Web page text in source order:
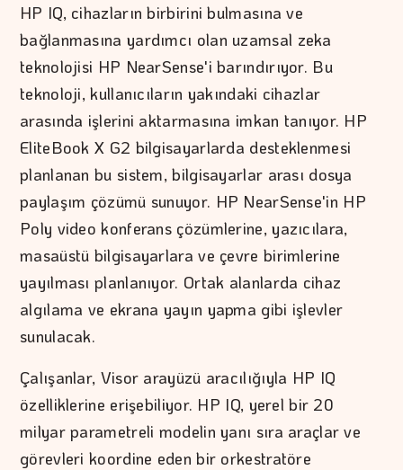
HP IQ, cihazların birbirini bulmasına ve
bağlanmasına yardımcı olan uzamsal zeka
teknolojisi HP NearSense'i barındırıyor. Bu
teknoloji, kullanıcıların yakındaki cihazlar
arasında işlerini aktarmasına imkan tanıyor. HP
EliteBook X G2 bilgisayarlarda desteklenmesi
planlanan bu sistem, bilgisayarlar arası dosya
paylaşım çözümü sunuyor. HP NearSense'in HP
Poly video konferans çözümlerine, yazıcılara,
masaüstü bilgisayarlara ve çevre birimlerine
yayılması planlanıyor. Ortak alanlarda cihaz
algılama ve ekrana yayın yapma gibi işlevler
sunulacak.
Çalışanlar, Visor arayüzü aracılığıyla HP IQ
özelliklerine erişebiliyor. HP IQ, yerel bir 20
milyar parametreli modelin yanı sıra araçlar ve
görevleri koordine eden bir orkestratöre